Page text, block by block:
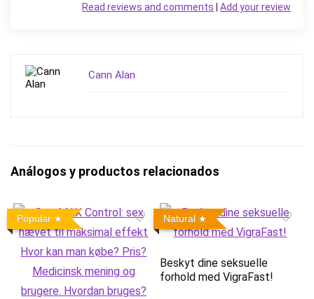
Add your review
Read reviews and comments
Cann Alan
Análogos y productos relacionados
Popular Natural
Beskyt dine seksuelle
forhold med VigraFast!